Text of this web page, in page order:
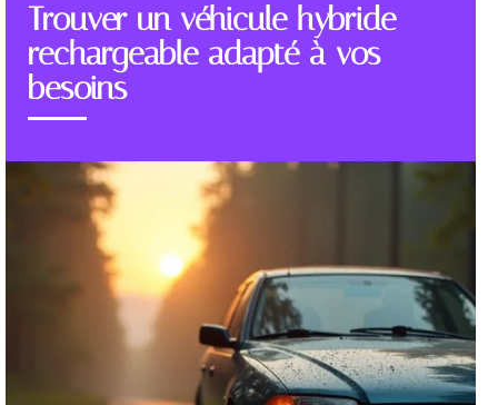
Trouver un véhicule hybride
rechargeable adapté à vos
besoins